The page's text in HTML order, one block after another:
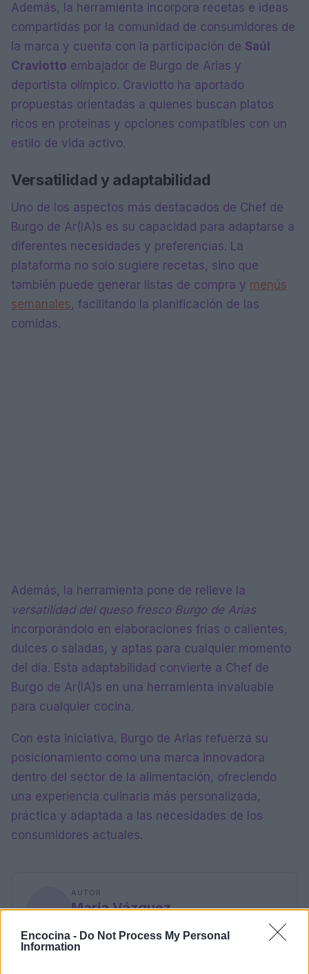
Encocina - Do Not Process My Personal
Information
Además, la herramienta incorpora recetas e ideas
compartidas por la comunidad de consumidores de
la marca y cuenta con la participación de Saúl
Craviotto embajador de Burgo de Arias y
deportista olímpico. Craviotto ha aportado
propuestas orientadas a quienes buscan platos
ricos en proteínas y opciones compatibles con un
estilo de vida activo.
Versatilidad y adaptabilidad
Uno de los aspectos más destacados de Chef de
Burgo de Ar(IA)s es su capacidad para adaptarse a
diferentes necesidades y preferencias. La
plataforma no solo sugiere recetas, sino que
también puede generar listas de compra y menús
semanales, facilitando la planificación de las
comidas.
Además, la herramienta pone de relieve la
versatilidad del queso fresco Burgo de Arias
incorporándolo en elaboraciones frías o calientes,
dulces o saladas, y aptas para cualquier momento
del día. Esta adaptabilidad convierte a Chef de
Burgo de Ar(IA)s en una herramienta invaluable
para cualquier cocina.
Con esta iniciativa, Burgo de Arias refuerza su
posicionamiento como una marca innovadora
dentro del sector de la alimentación, ofreciendo
una experiencia culinaria más personalizada,
práctica y adaptada a las necesidades de los
consumidores actuales.
AUTOR
María Vázquez
María Vázquez, zaragozana de 38 años con
gafas y mirada analítica, rememora haber